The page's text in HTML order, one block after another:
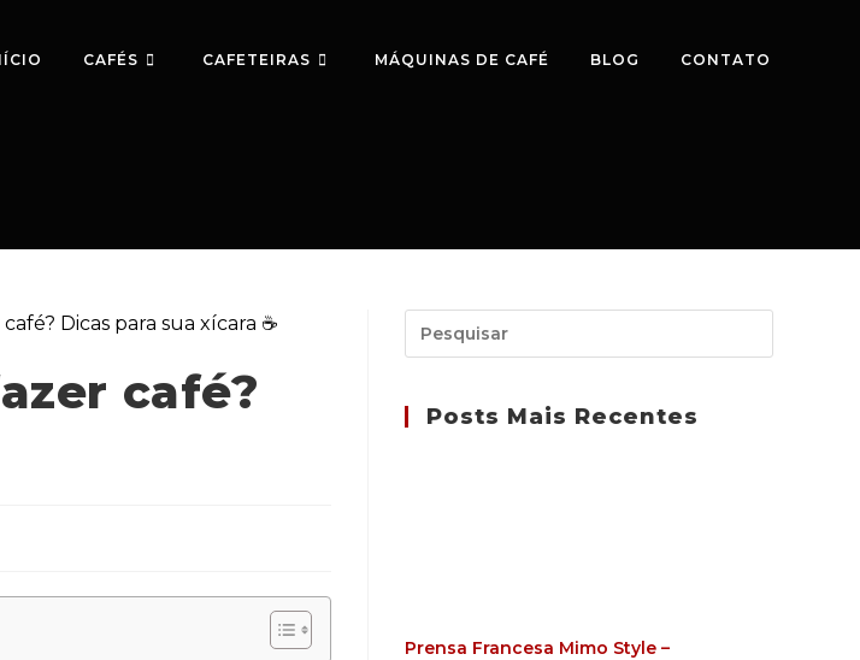
CAFÉS CAFETEIRAS MÁQUINAS DE CAFÉ BLOG CONTATO
café?
Posts Mais Recentes
Prensa Francesa Mimo Style –